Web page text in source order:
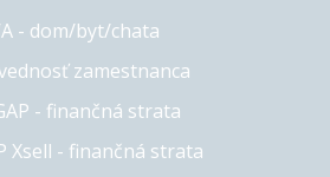
- dom/byt/chata
zamestnanca
- finančná strata
Xsell - finančná strata